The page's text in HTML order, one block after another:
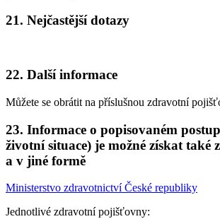
21. Nejčastější dotazy
22. Další informace
Můžete se obrátit na příslušnou zdravotní
23. Informace o popisovaném
životní situace) je možné získat také
a v jiné formě
Ministerstvo zdravotnictví České republiky
Jednotlivé zdravotní pojišťovny: